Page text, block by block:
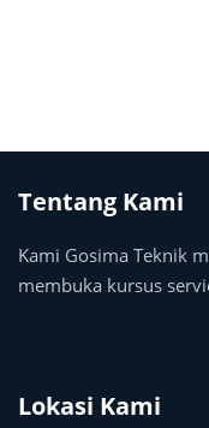
Tentang Kami
Kami Gosima Teknik
membuka kursus
Lokasi Kami